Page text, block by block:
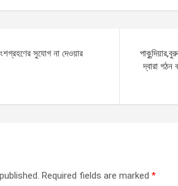
সুযোগ না দেওয়ার
দ্বারা গঠন
Required fields are marked *